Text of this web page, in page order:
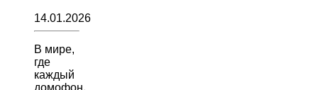
14.01.2026
В мире,
где
каждый